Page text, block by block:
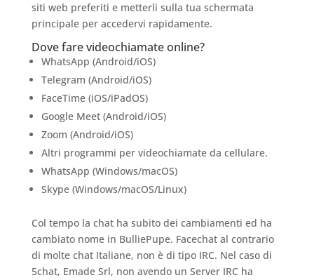
siti web preferiti e metterli sulla tua schermata
principale per accedervi rapidamente.
Dove fare videochiamate online?
WhatsApp (Android/iOS)
Telegram (Android/iOS)
FaceTime (iOS/iPadOS)
Google Meet (Android/iOS)
Zoom (Android/iOS)
Altri programmi per videochiamate da cellulare.
WhatsApp (Windows/macOS)
Skype (Windows/macOS/Linux)
Col tempo la chat ha subito dei cambiamenti ed ha
cambiato nome in BulliePupe. Facechat al contrario
di molte chat Italiane, non è di tipo IRC. Nel caso di
5chat, Emade Srl, non avendo un Server IRC ha